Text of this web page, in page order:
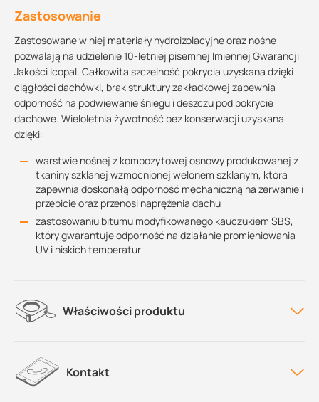
Zastosowanie
Zastosowane w niej materiały hydroizolacyjne oraz nośne
pozwalają na udzielenie 10-letniej pisemnej Imiennej Gwarancji
Jakości Icopal. Całkowita szczelność pokrycia uzyskana dzięki
ciągłości dachówki, brak struktury zakładkowej zapewnia
odporność na podwiewanie śniegu i deszczu pod pokrycie
dachowe. Wieloletnia żywotność bez konserwacji uzyskana
dzięki:
warstwie nośnej z kompozytowej osnowy produkowanej z
tkaniny szklanej wzmocnionej welonem szklanym, która
zapewnia doskonałą odporność mechaniczną na zerwanie i
przebicie oraz przenosi naprężenia dachu
zastosowaniu bitumu modyfikowanego kauczukiem SBS,
który gwarantuje odporność na działanie promieniowania
UV i niskich temperatur
Właściwości produktu
Kontakt